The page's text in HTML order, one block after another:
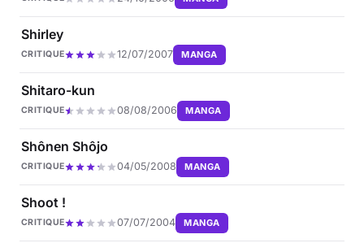
Shirley
CRITIQUE 12/07/2007 MANGA
Shitaro-kun
CRITIQUE 08/08/2006 MANGA
Shônen Shôjo
CRITIQUE 04/05/2008 MANGA
Shoot !
CRITIQUE 07/07/2004 MANGA